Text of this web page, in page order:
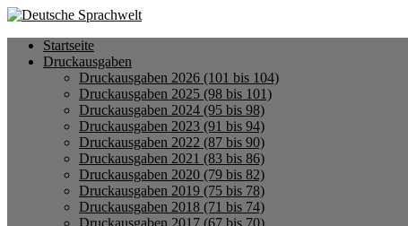
Startseite
Druckausgaben
Druckausgaben 2026 (101 bis 104)
Druckausgaben 2025 (98 bis 101)
Druckausgaben 2024 (95 bis 98)
Druckausgaben 2023 (91 bis 94)
Druckausgaben 2022 (87 bis 90)
Druckausgaben 2021 (83 bis 86)
Druckausgaben 2020 (79 bis 82)
Druckausgaben 2019 (75 bis 78)
Druckausgaben 2018 (71 bis 74)
Druckausgaben 2017 (67 bis 70)